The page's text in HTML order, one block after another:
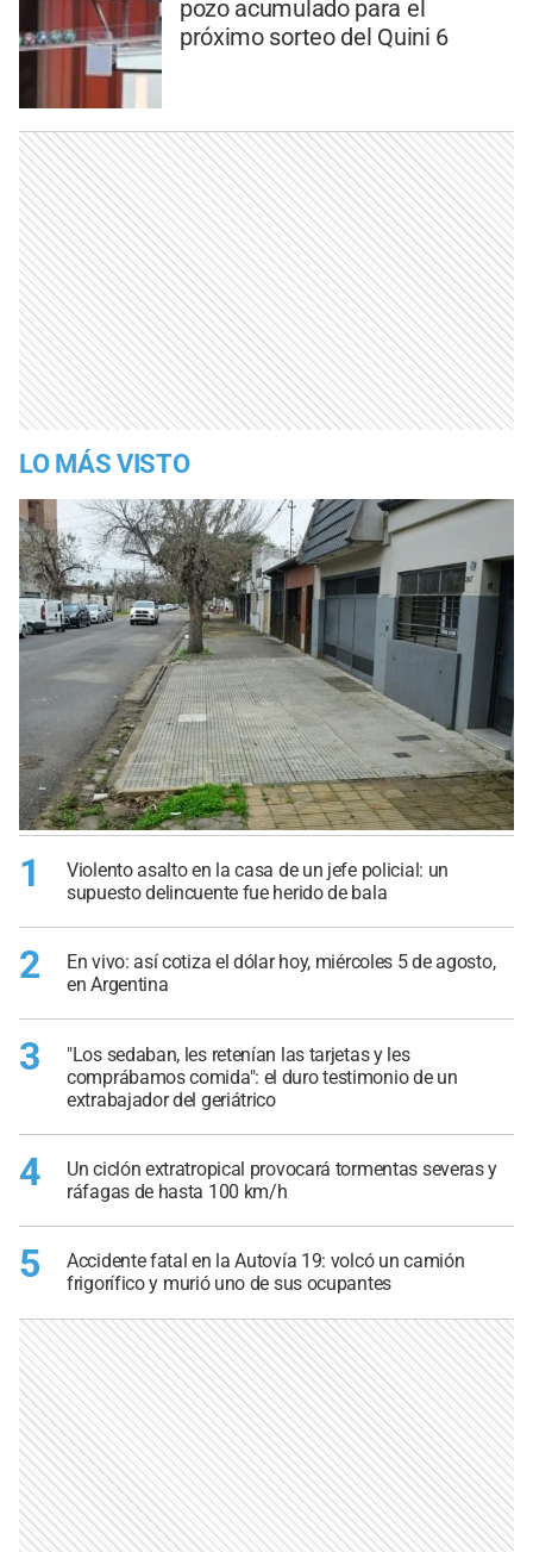
pozo acumulado para el
próximo sorteo del Quini 6
LO MÁS VISTO
1
Violento asalto en la casa de un jefe policial: un
supuesto delincuente fue herido de bala
2
En vivo: así cotiza el dólar hoy, miércoles 5 de agosto,
en Argentina
3
"Los sedaban, les retenían las tarjetas y les
comprábamos comida": el duro testimonio de un
extrabajador del geriátrico
4
Un ciclón extratropical provocará tormentas severas y
ráfagas de hasta 100 km/h
5
Accidente fatal en la Autovía 19: volcó un camión
frigorífico y murió uno de sus ocupantes